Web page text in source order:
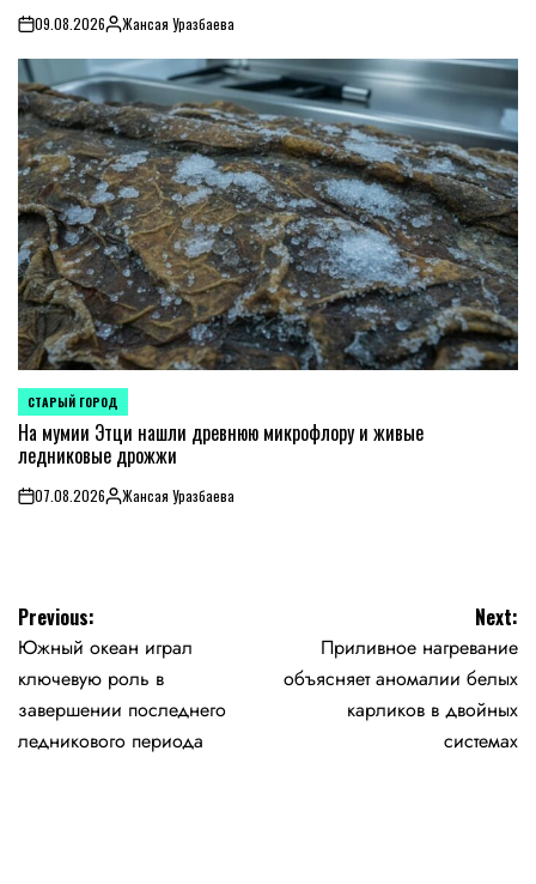
on09.08.2026Posted
by
Жансая Уразбаева
POSTED
IN
СТАРЫЙ ГОРОД
На мумии Этци нашли древнюю микрофлору и живые
ледниковые дрожжи
on07.08.2026PostedЖансая Уразбаева
Навигация
по
записям
Previous:
Южный океан играл
ключевую роль в
завершении последнего
ледникового периода
Next:
Приливное нагревание
объясняет аномалии белых
карликов в двойных
системах